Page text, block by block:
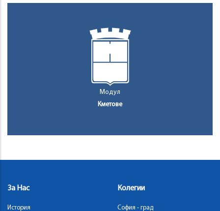
Модул
Кметове
За Нас
История
Колегии
София - град